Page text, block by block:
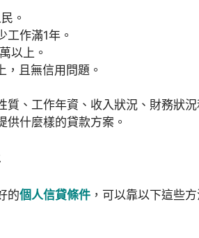
。
工作滿1年。
以上。
且無信用問題。
質、工作年資、收入狀況、財務狀
供什麼樣的貸款方案。
的個人信貸條件 ，可以靠以下這些方